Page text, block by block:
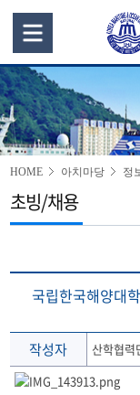
HOME 아치마당 정
초빙/채용
국립한국해양대
작성자 산학협력